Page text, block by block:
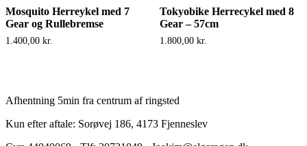
Mosquito Herreykel med 7
Gear og Rullebremse
1.400,00 kr.
Tokyobike Herrecykel med 8
Gear – 57cm
1.800,00 kr.
Afhentning 5min fra centrum af ringsted
Kun efter aftale: Sorøvej 186, 4173 Fjenneslev